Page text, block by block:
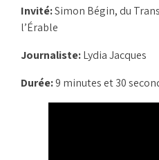
Invité:Simon Bégin, du
l’Érable
Journaliste:Lydia Jacques
Durée:9 minutes et 30